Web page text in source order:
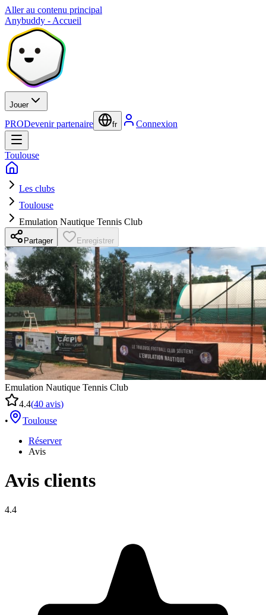
Aller au contenu principal
Anybuddy - Accueil
Jouer
PRODevenir partenaire fr Connexion
Toulouse
Les clubs
Toulouse
Emulation Nautique Tennis Club
Partager Enregistrer
Emulation Nautique Tennis Club
4.4(40 avis)
•
Toulouse
Réserver
Avis
Avis clients
4.4